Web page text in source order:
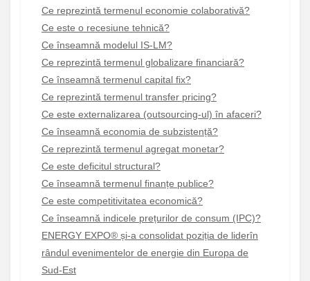
Ce reprezintă termenul economie colaborativă?
Ce este o recesiune tehnică?
Ce înseamnă modelul IS-LM?
Ce reprezintă termenul globalizare financiară?
Ce înseamnă termenul capital fix?
Ce reprezintă termenul transfer pricing?
Ce este externalizarea (outsourcing-ul) în afaceri?
Ce înseamnă economia de subzistență?
Ce reprezintă termenul agregat monetar?
Ce este deficitul structural?
Ce înseamnă termenul finanțe publice?
Ce este competitivitatea economică?
Ce înseamnă indicele prețurilor de consum (IPC)?
ENERGY EXPO® și-a consolidat poziția de liderîn
rândul evenimentelor de energie din Europa de
Sud-Est